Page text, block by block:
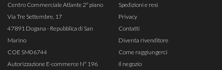
Centro Commerciale Atlante 2° piano
Via Tre Settembre, 17
47891 Dogana - Repubblica di San
Marino
COE SM06744
Autorizzazione E-commerce N° 196
Spedizioni e resi
Privacy
Contatti
Diventa rivenditore
Come raggiungerci
Il negozio